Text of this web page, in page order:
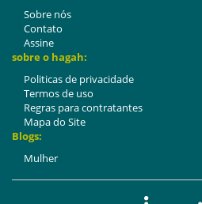
Sobre nós
Contato
Assine
sobre o hagah:
Politicas de privacidade
Termos de uso
Regras para contratantes
Mapa do Site
Blogs:
Mulher